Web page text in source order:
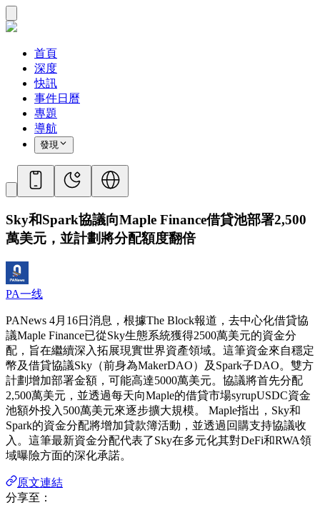
首頁
深度
快訊
事件日曆
專題
導航
發現
Sky和Spark協議向Maple Finance借貸池部署2,500
萬美元，並計劃將分配額度翻倍
PA一线
PANews 4月16日消息，根據The Block報道，去中心化借貸協
議Maple Finance已從Sky生態系統獲得2500萬美元的資金分
配，旨在繼續深入拓展現實世界資產領域。這筆資金來自穩定
幣及借貸協議Sky（前身為MakerDAO）及Spark子DAO。雙方
計劃增加部署金額，可能高達5000萬美元。協議將首先分配
2,500萬美元，並透過每天向Maple的借貸市場syrupUSDC資金
池額外投入500萬美元來逐步擴大規模。 Maple指出，Sky和
Spark的資金分配將增加貸款簿活動，並透過回購支持協議收
入。這筆最新資金分配代表了Sky在多元化其對DeFi和RWA領
域曝險方面的深化承諾。
原文連結
分享至：